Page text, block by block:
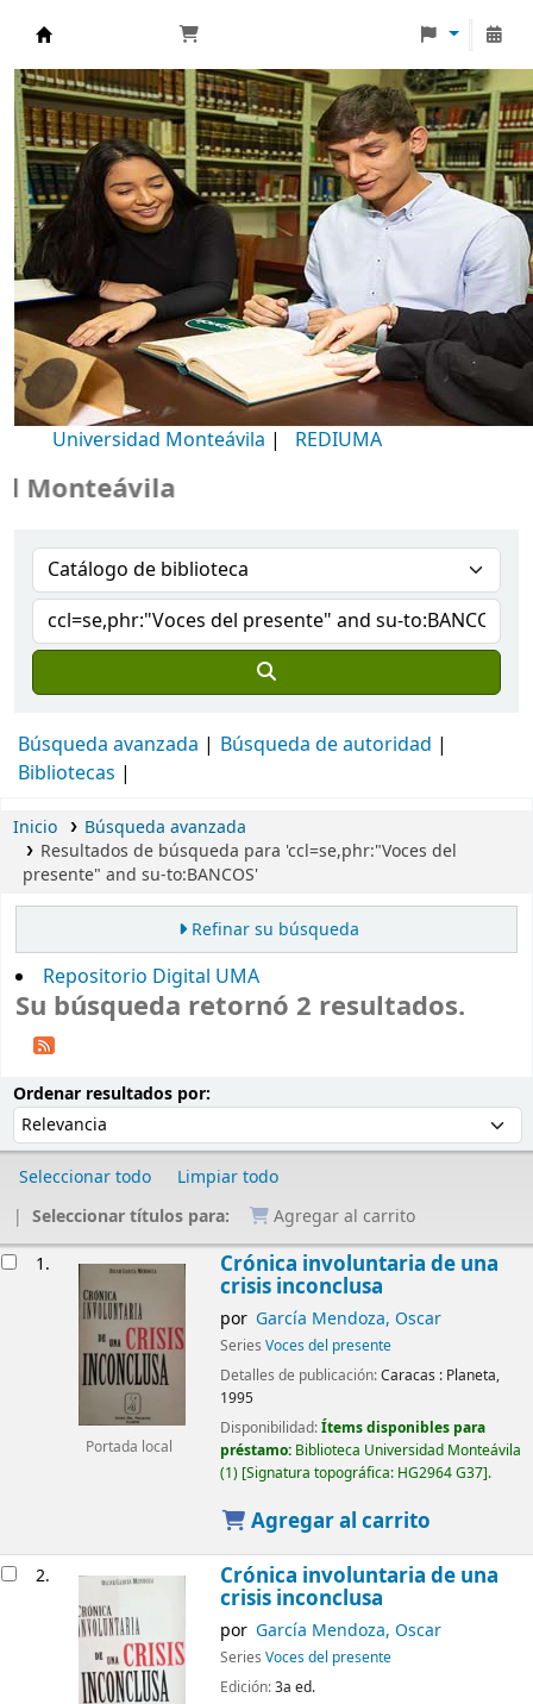
Biblioteca Universidad Monteávila
Universidad Monteávila | REDIUMA
Búsqueda avanzada
Búsqueda de autoridad
Bibliotecas
Inicio
Búsqueda avanzada
Resultados de búsqueda para 'ccl=se,phr:"Voces del
presente" and su-to:BANCOS'
Refinar su búsqueda
Repositorio Digital UMA
Su búsqueda retornó 2 resultados.
Ordenar resultados por:
Seleccionar todo
Limpiar todo
Seleccionar títulos para:
Agregar al carrito
1.
Portada local
Crónica involuntaria de una
crisis inconclusa
por García Mendoza, Oscar
Series Voces del presente
Detalles de publicación:Caracas : Planeta,
1995
Disponibilidad:Ítems disponibles para
préstamo: Biblioteca Universidad Monteávila
(1) Signatura topográfica: HG2964 G37 .
Agregar al carrito
2. Crónica involuntaria de una
crisis inconclusa
por García Mendoza, Oscar
Series Voces del presente
Edición:3a ed.